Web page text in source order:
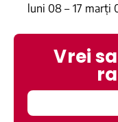
luni 08 – 17 marți
Vrei